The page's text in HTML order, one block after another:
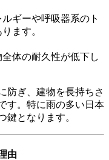
ギーや呼吸器系のト
ます。
体の耐久性が低下し
防ぎ、建物を長持ちさ
す。特に雨の多い日本
鍵となります。
由